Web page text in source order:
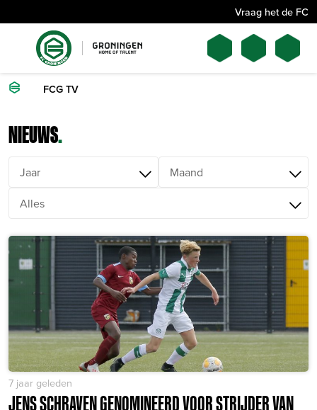
Vraag het de FC
FCG TV
NIEUWS.
7 jaar geleden
JENS SCHRAVEN GENOMINEERD VOOR STRIJDER VAN